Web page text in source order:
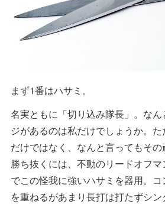
まず1番はハサミ。
名実ともに「切り込み隊長」。な
ジがあるのは私だけでしょうか。
だけではなく、なんと言ってもそ
勝ち抜くには、不動のリードオフ
でこの怪我に強いハサミを器用。コ
を重ねるがあまり長打は打たずシ